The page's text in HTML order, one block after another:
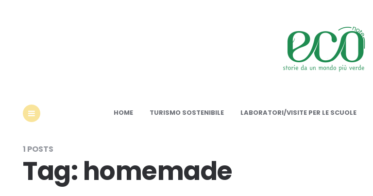
HOME TURISMO SOSTENIBILE LABORATORI/VISITE PER LE SCUOLE
1 POSTS
Tag: homemade